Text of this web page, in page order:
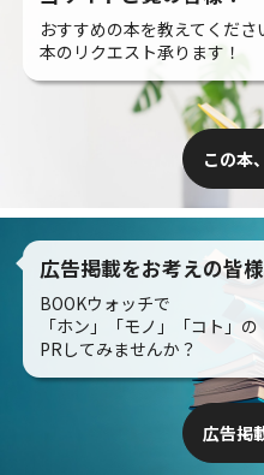
おすすめの本を教えてくださ
本のリクエスト承ります！
この本
広告掲載をお考えの皆様
BOOKウォッチで
「ホン」「モノ」「コト」の
PRしてみませんか？
広告掲